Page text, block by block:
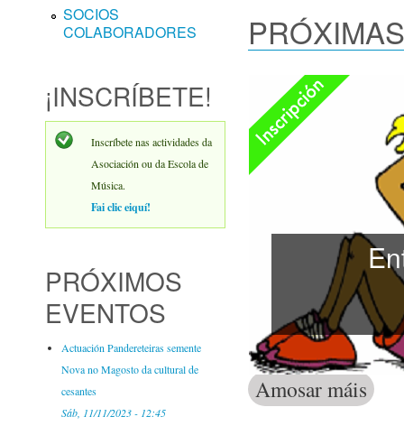
SOCIOS
COLABORADORES
¡INSCRÍBETE!
Inscríbete nas actividades da
Asociación ou da Escola de
Música.
Fai clic eiquí!
PRÓXIMOS
EVENTOS
Actuación Pandereteiras semente
Nova no Magosto da cultural de
cesantes
Sáb, 11/11/2023 - 12:45
Inscripción aberta
Amosar máis